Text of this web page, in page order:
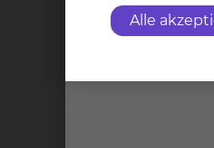
Auch Carmen
Klappbetten
Alle